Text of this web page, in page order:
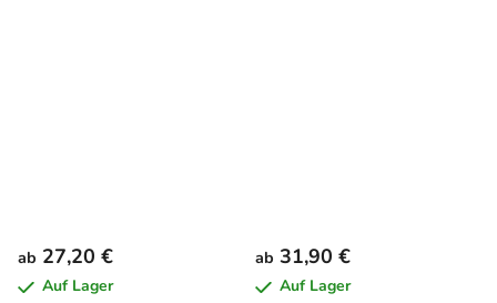
ab 27,20 €
Auf Lager
ab 31,90 €
Auf Lager